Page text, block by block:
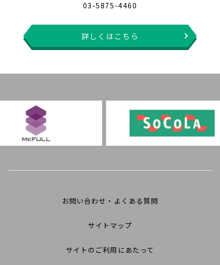
03-5875-4460
詳しくはこちら
お問い合わせ・よくある質問
サイトマップ
サイトのご利用にあたって